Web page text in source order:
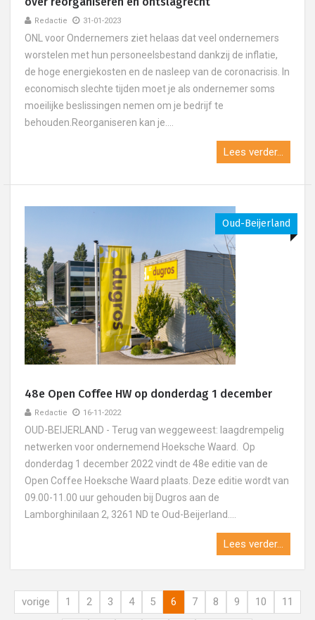
Redactie 31-01-2023
ONL voor Ondernemers ziet helaas dat veel ondernemers
worstelen met hun personeelsbestand dankzij de inflatie,
de hoge energiekosten en de nasleep van de coronacrisis. In
economisch slechte tijden moet je als ondernemer soms
moeilijke beslissingen nemen om je bedrijf te
behouden.Reorganiseren kan je....
Lees verder...
Oud-Beijerland
48e Open Coffee HW op donderdag 1 december
Redactie 16-11-2022
OUD-BEIJERLAND - Terug van weggeweest: laagdrempelig
netwerken voor ondernemend Hoeksche Waard. Op
donderdag 1 december 2022 vindt de 48e editie van de
Open Coffee Hoeksche Waard plaats. Deze editie wordt van
09.00-11.00 uur gehouden bij Dugros aan de
Lamborghinilaan 2, 3261 ND te Oud-Beijerland....
Lees verder...
vorige 1 2 3 4 5 6 7 8 9 10 11